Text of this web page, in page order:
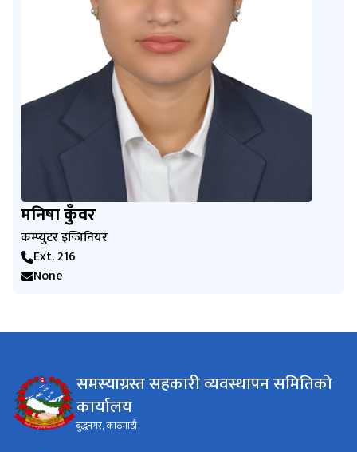
मनिषा कुँवर
कम्प्युटर इन्जिनियर
Ext. 216
None
समस्याग्रस्त सहकारी व्यवस्थापन समितिको
कार्यालय
बुद्धनगर, काठमाडौ